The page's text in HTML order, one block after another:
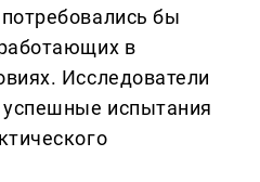
бы
в
Исследователи
испытания